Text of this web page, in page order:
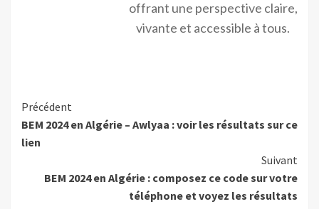
offrant une perspective claire,
vivante et accessible à tous.
Précédent
BEM 2024 en Algérie – Awlyaa : voir les résultats sur ce
lien
Suivant
BEM 2024 en Algérie : composez ce code sur votre
téléphone et voyez les résultats